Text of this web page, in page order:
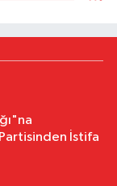
İstifa